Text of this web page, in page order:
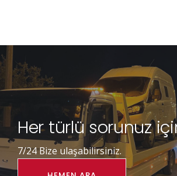
Her türlü sorunuz
7/24 Bize ulaşabilirsiniz.